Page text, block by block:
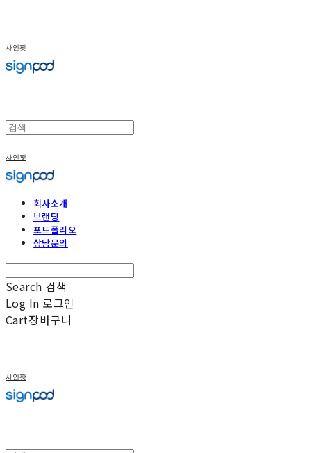
사인팟
사인팟
회사소개
브랜딩
포트폴리오
상담문의
Search 검색
Log In 로그인
Cart장바구니
사인팟